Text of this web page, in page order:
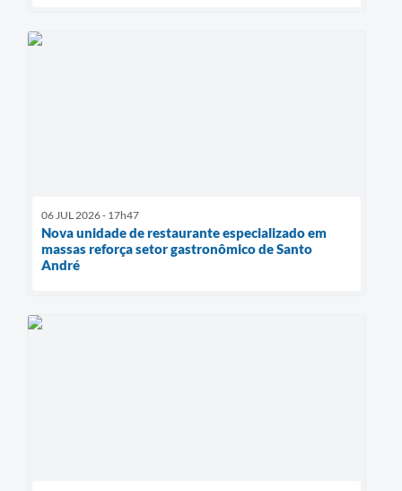
06 JUL 2026 - 17h47
Nova unidade de restaurante especializado em
massas reforça setor gastronômico de Santo
André